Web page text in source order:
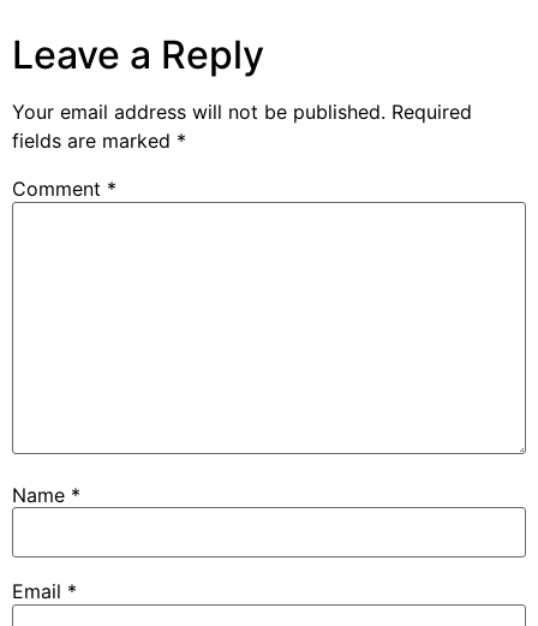
Leave a Reply
Your email address will not be published. Required
fields are marked *
Comment *
Name *
Email *